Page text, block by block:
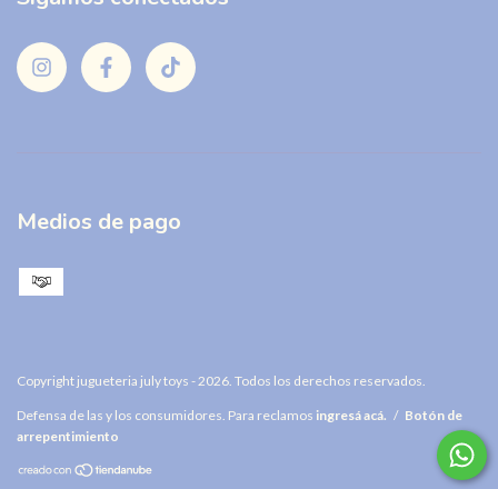
Medios de pago
Copyright jugueteria july toys - 2026. Todos los derechos reservados.
Defensa de las y los consumidores. Para reclamos ingresá acá. / Botón de
arrepentimiento